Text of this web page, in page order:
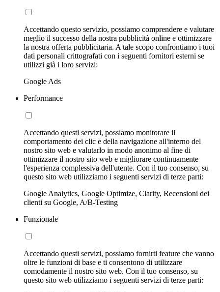
Accettando questo servizio, possiamo comprendere e valutare
meglio il successo della nostra pubblicità online e ottimizzare
la nostra offerta pubblicitaria. A tale scopo confrontiamo i tuoi
dati personali crittografati con i seguenti fornitori esterni se
utilizzi già i loro servizi:
Google Ads
Performance
Accettando questi servizi, possiamo monitorare il
comportamento dei clic e della navigazione all'interno del
nostro sito web e valutarlo in modo anonimo al fine di
ottimizzare il nostro sito web e migliorare continuamente
l'esperienza complessiva dell'utente. Con il tuo consenso, su
questo sito web utilizziamo i seguenti servizi di terze parti:
Google Analytics, Google Optimize, Clarity, Recensioni dei
clienti su Google, A/B-Testing
Funzionale
Accettando questi servizi, possiamo fornirti feature che vanno
oltre le funzioni di base e ti consentono di utilizzare
comodamente il nostro sito web. Con il tuo consenso, su
questo sito web utilizziamo i seguenti servizi di terze parti: